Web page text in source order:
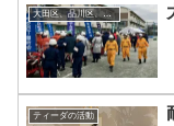
大田区、品川区、台南の地域情報
ティーダの活動